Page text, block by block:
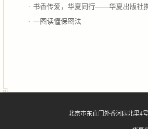
· 书香传爱，华夏同行——华夏出版社
· 一图读懂保密法
北京市东直门外香河园北里4号